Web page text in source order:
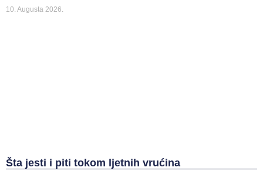
10. Augusta 2026.
Šta jesti i piti tokom ljetnih vrućina